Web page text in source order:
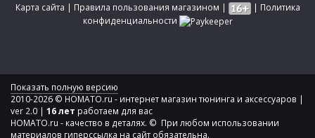
Карта сайта | Правила пользования магазином | | Политика
конфиденциальности
Показать полную версию
2010-2026 © HOMATO.ru - интернет магазин тюнинга и аксессуаров |
ver 2.0 | 16 лет работаем для вас
HOMATO.ru - качество в деталях. © При любом использовании
материалов гиперссылка на сайт обязательна.